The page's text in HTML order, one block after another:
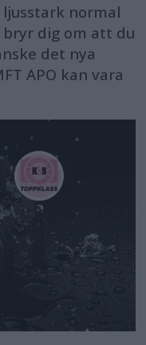
normal
dig om att du
det nya
APO kan vara